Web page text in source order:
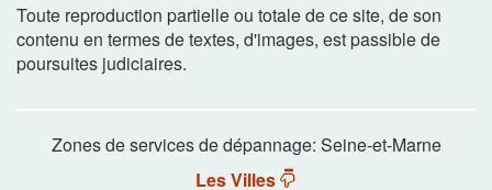
Toute reproduction partielle ou totale de ce site, de son
contenu en termes de textes, d'images, est passible de
poursuites judiciaires.
Zones de services de dépannage: Seine-et-Marne
Les Villes